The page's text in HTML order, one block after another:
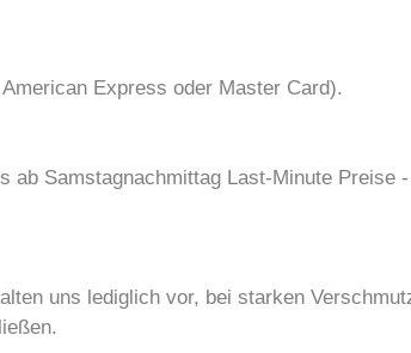
Express oder Master Card).
ab Samstagnachmittag Last-Minute Preise
uns lediglich vor, bei starken